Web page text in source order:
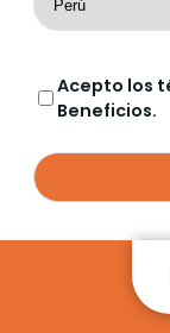
Acepto los
Beneficios.